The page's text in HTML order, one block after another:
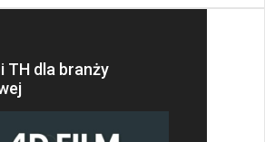
TH dla branży